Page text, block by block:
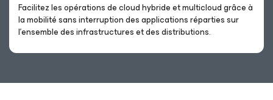
Facilitez les opérations de cloud hybride et multicloud grâce à
la mobilité sans interruption des applications réparties sur
l’ensemble des infrastructures et des distributions.